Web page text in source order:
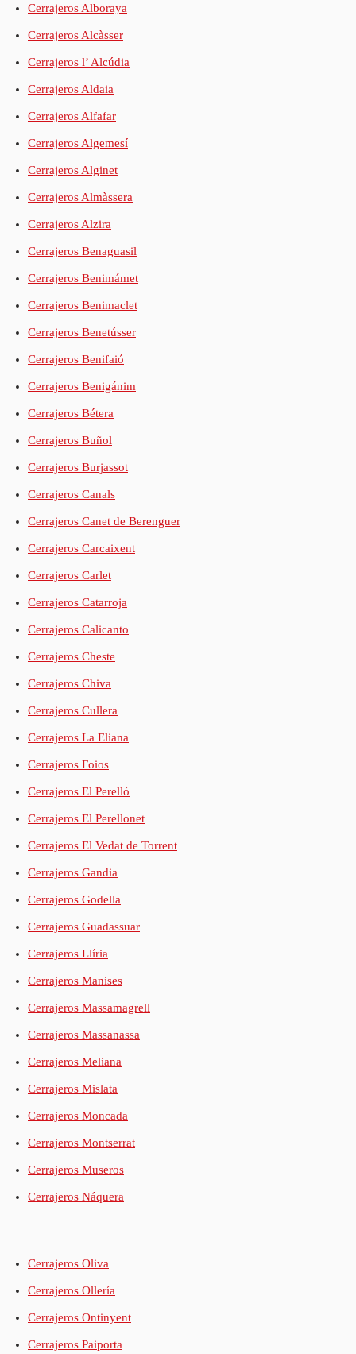
Cerrajeros Alboraya
Cerrajeros Alcàsser
Cerrajeros l’ Alcúdia
Cerrajeros Aldaia
Cerrajeros Alfafar
Cerrajeros Algemesí
Cerrajeros Alginet
Cerrajeros Almàssera
Cerrajeros Alzira
Cerrajeros Benaguasil
Cerrajeros Benimámet
Cerrajeros Benimaclet
Cerrajeros Benetússer
Cerrajeros Benifaió
Cerrajeros Benigánim
Cerrajeros Bétera
Cerrajeros Buñol
Cerrajeros Burjassot
Cerrajeros Canals
Cerrajeros Canet de Berenguer
Cerrajeros Carcaixent
Cerrajeros Carlet
Cerrajeros Catarroja
Cerrajeros Calicanto
Cerrajeros Cheste
Cerrajeros Chiva
Cerrajeros Cullera
Cerrajeros La Eliana
Cerrajeros Foios
Cerrajeros El Perelló
Cerrajeros El Perellonet
Cerrajeros El Vedat de Torrent
Cerrajeros Gandia
Cerrajeros Godella
Cerrajeros Guadassuar
Cerrajeros Llíria
Cerrajeros Manises
Cerrajeros Massamagrell
Cerrajeros Massanassa
Cerrajeros Meliana
Cerrajeros Mislata
Cerrajeros Moncada
Cerrajeros Montserrat
Cerrajeros Museros
Cerrajeros Náquera
Cerrajeros Oliva
Cerrajeros Ollería
Cerrajeros Ontinyent
Cerrajeros Paiporta